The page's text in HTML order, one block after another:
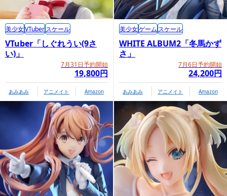
VTuber「しぐれうい(9さ
い)」
7月31日予約開始
19,800円
美少女VTuberスケール
あみあみ アニメイト Amazon
WHITE ALBUM2「冬馬かず
さ」
7月6日予約開始
24,200円
美少女ゲーム スケール
あみあみ アニメイト Amazon